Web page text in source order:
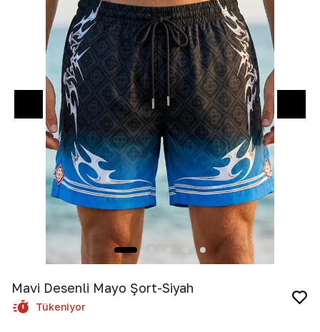
Mavi Desenli Mayo Şort-Siyah
Tükeniyor